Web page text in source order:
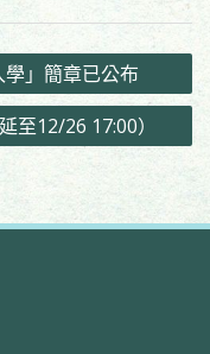
」簡章已公布
至12/26 17:00）